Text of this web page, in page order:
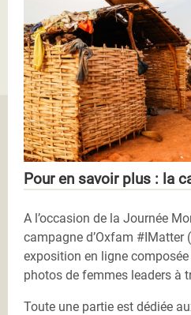
Pour en savoir plus : la
A l’occasion de la Journée
campagne d’Oxfam #IMatter
exposition en ligne
photos de femmes leaders à
Toute une partie est dédiée